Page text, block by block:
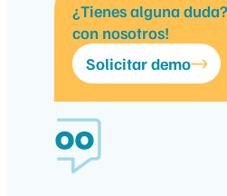
¿Tienes alguna
con nosotros!
Solicitar demo